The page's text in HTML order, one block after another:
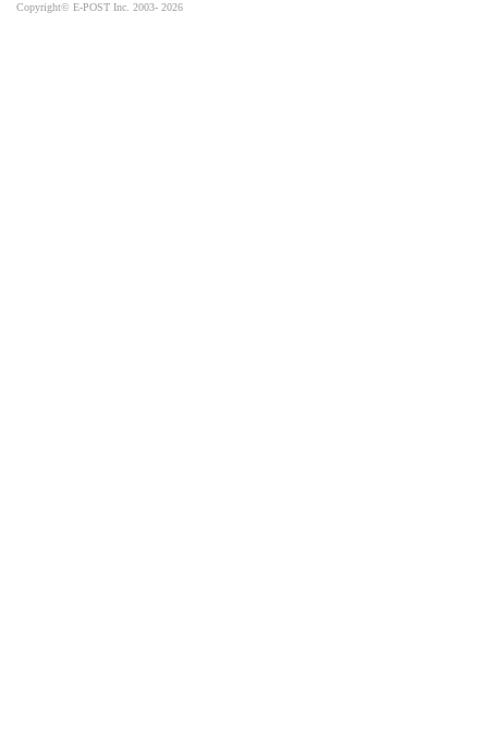
Copyright© E-POST Inc. 2003- 2026